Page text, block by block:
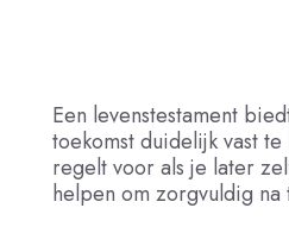
Een levenstestament
toekomst duidelijk vast
regelt voor als je later
helpen om zorgvuldig